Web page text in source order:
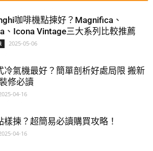
咖啡機點揀好？Magnifica、
、Icona Vintage三大系列比較推薦
2025-05-06
冷氣機最好？簡單剖析好處局限 搬新
修必讀
04-16
樣揀？超簡易必讀購買攻略！
04-16